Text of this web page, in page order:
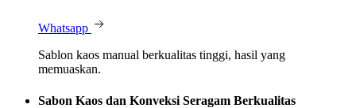
Whatsapp
Sablon kaos manual berkualitas tinggi, hasil yang
memuaskan.
Sabon Kaos dan Konveksi Seragam Berkualitas